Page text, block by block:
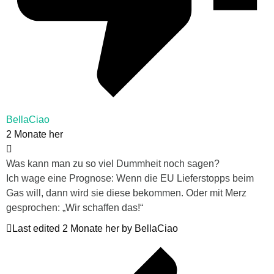
BellaCiao
2 Monate her
Was kann man zu so viel Dummheit noch sagen?
Ich wage eine Prognose: Wenn die EU Lieferstopps beim
Gas will, dann wird sie diese bekommen. Oder mit Merz
gesprochen: „Wir schaffen das!“
Last edited 2 Monate her by BellaCiao